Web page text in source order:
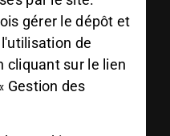
gérer le dépôt et
de
cliquant sur le lien
Gestion des